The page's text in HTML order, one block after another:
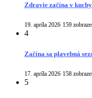
Zdravie začína v
19. apríla 2026 159
4
Začína sa plavebná
17. apríla 2026 158
5